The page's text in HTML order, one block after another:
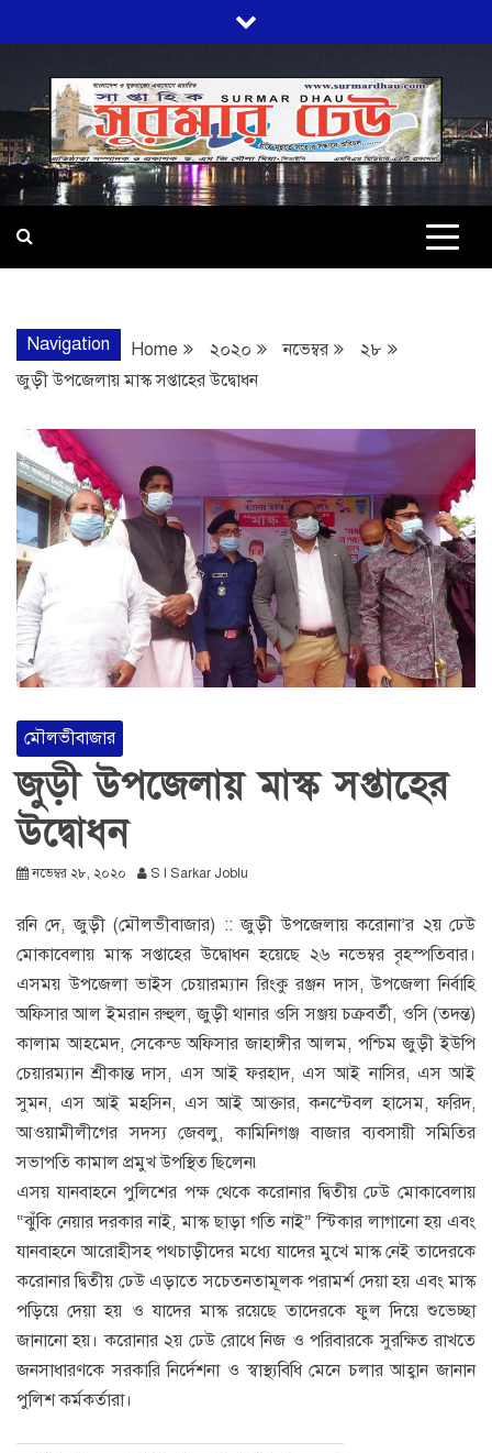
to
content
প্রতি মূহুর্তে সত্যের সন্ধানে অবিচল…
Navigation Home ২০২০ নভেম্বর
২৮
জুড়ী উপজেলায় মাস্ক সপ্তাহের উদ্বোধন
মৌলভীবাজার
জুড়ী উপজেলায় মাস্ক সপ্তাহের
উদ্বোধন
নভেম্বর ২৮, ২০২০ S I Sarkar Joblu
রনি দে, জুড়ী (মৌলভীবাজার) :: জুড়ী উপজেলায় করোনা’র ২য় ঢেউ
মোকাবেলায় মাস্ক সপ্তাহের উদ্বোধন হয়েছে ২৬ নভেম্বর বৃহস্পতিবার।
এসময় উপজেলা ভাইস চেয়ারম্যান রিংকু রঞ্জন দাস, উপজেলা নির্বাহি
অফিসার আল ইমরান রুহুল, জুড়ী থানার ওসি সঞ্জয় চক্রবর্তী, ওসি (তদন্ত)
কালাম আহমেদ, সেকেন্ড অফিসার জাহাঙ্গীর আলম, পশ্চিম জুড়ী ইউপি
চেয়ারম্যান শ্রীকান্ত দাস, এস আই ফরহাদ, এস আই নাসির, এস আই
সুমন, এস আই মহসিন, এস আই আক্তার, কনস্টেবল হাসেম, ফরিদ,
আওয়ামীলীগের সদস্য জেবলু, কামিনিগঞ্জ বাজার ব্যবসায়ী সমিতির
সভাপতি কামাল প্রমুখ উপস্থিত ছিলেন৷
এসয় যানবাহনে পুলিশের পক্ষ থেকে করোনার দ্বিতীয় ঢেউ মোকাবেলায়
“ঝুঁকি নেয়ার দরকার নাই, মাস্ক ছাড়া গতি নাই” স্টিকার লাগানো হয় এবং
যানবাহনে আরোহীসহ পথচাড়ীদের মধ্যে যাদের মুখে মাস্ক নেই তাদেরকে
করোনার দ্বিতীয় ঢেউ এড়াতে সচেতনতামূলক পরামর্শ দেয়া হয় এবং মাস্ক
পড়িয়ে দেয়া হয় ও যাদের মাস্ক রয়েছে তাদেরকে ফুল দিয়ে শুভেচ্ছা
জানানো হয়। করোনার ২য় ঢেউ রোধে নিজ ও পরিবারকে সুরক্ষিত রাখতে
জনসাধারণকে সরকারি নির্দেশনা ও স্বাস্থ্যবিধি মেনে চলার আহ্বান জানান
পুলিশ কর্মকর্তারা।